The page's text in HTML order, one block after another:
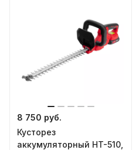
8 750 руб.
Кусторез
аккумуляторный HT-510,